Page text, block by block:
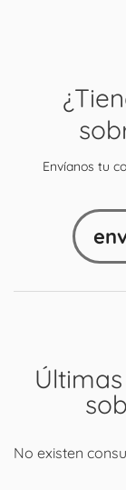
No existen
Envíanos tu